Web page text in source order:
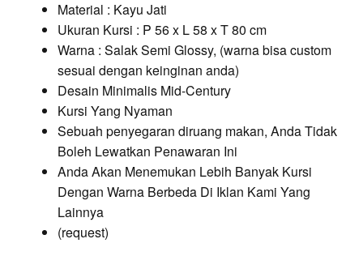
Material : Kayu Jati
Ukuran Kursi : P 56 x L 58 x T 80 cm
Warna : Salak Semi Glossy, (warna bisa custom
sesuai dengan keinginan anda)
Desain Minimalis Mid-Century
Kursi Yang Nyaman
Sebuah penyegaran diruang makan, Anda Tidak
Boleh Lewatkan Penawaran Ini
Anda Akan Menemukan Lebih Banyak Kursi
Dengan Warna Berbeda Di Iklan Kami Yang
Lainnya
(request)